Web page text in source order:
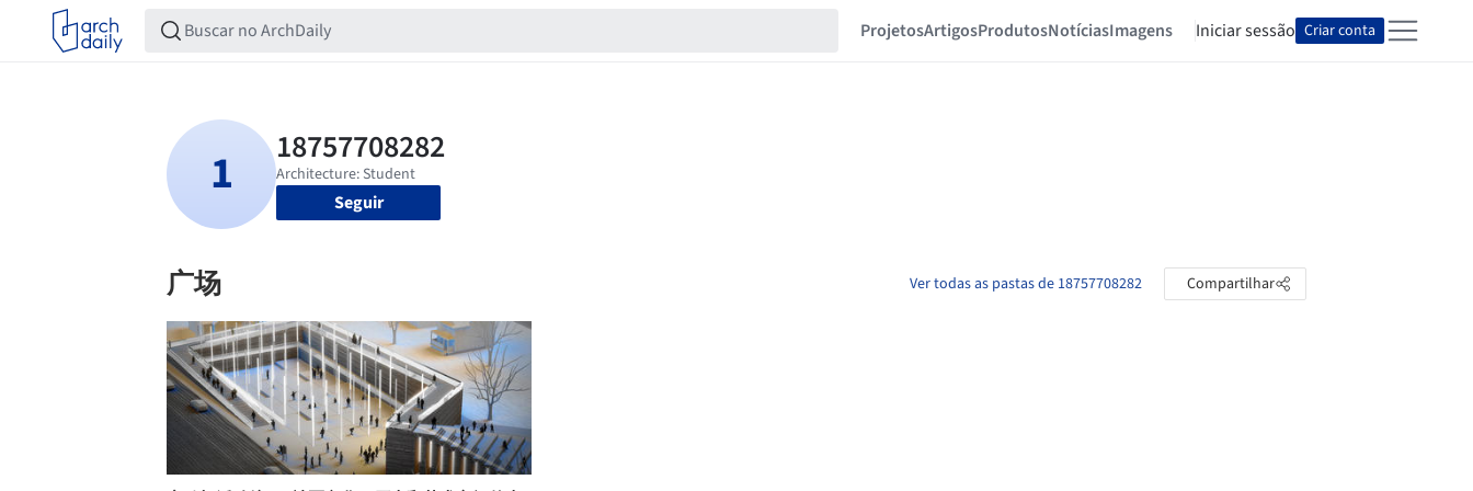
ProjetosArtigosProdutosNotíciasImagens Iniciar sessão Criar conta
Seguir
广场 Ver todas as pastas de 18757708282 Compartilhar